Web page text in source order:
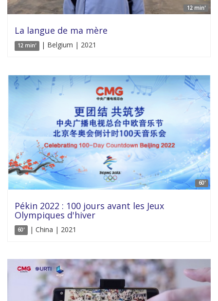
12 min'
La langue de ma mère
12 min' | Belgium | 2021
60'
Pékin 2022 : 100 jours avant les Jeux
Olympiques d'hiver
60' | China | 2021